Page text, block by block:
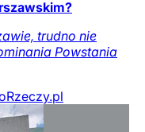
trudno nie
Powstania